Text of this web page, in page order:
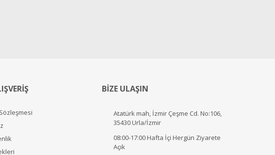
BİZE ULAŞIN
Atatürk mah, İzmir Çeşme Cd. No:106,
35430 Urla/İzmir
08:00-17:00 Hafta İçi Hergün Ziyarete
Açık